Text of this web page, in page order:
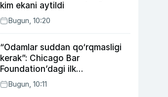
kim ekani aytildi
Bugun, 10:20
“Odamlar suddan qo‘rqmasligi
kerak”: Chicago Bar
Foundation’dagi ilk
o‘zbekistonlik Go‘zal
Abduaxatova
Bugun, 10:11